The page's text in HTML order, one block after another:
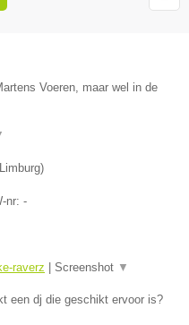
Voeren, maar wel in de
Limburg)
nr: -
raverz Screenshot ▼
een dj die geschikt ervoor is?